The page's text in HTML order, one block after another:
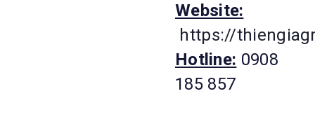
Website:
https://
Hotline: 0908
185 857